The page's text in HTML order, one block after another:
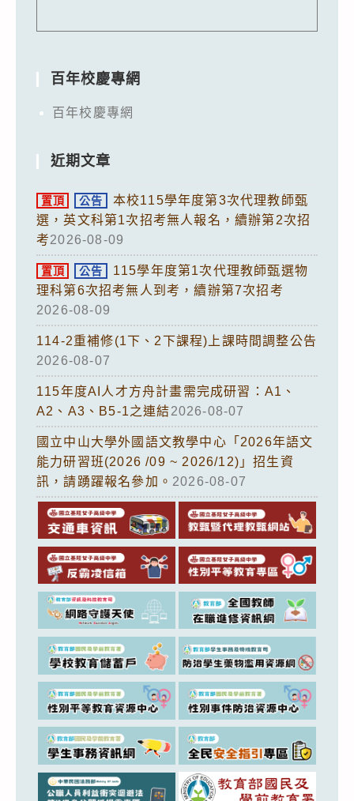
百年校慶專網
百年校慶專網
近期文章
置頂 公告
本校115學年度第3次代理教師甄
選，英文科第1次招考無人報名，續辦第2次招
考2026-08-09
置頂 公告
115學年度第1次代理教師甄選物
理科第6次招考無人到考，續辦第7次招考
2026-08-09
114-2重補修(1下、2下課程)上課時間調整公告
2026-08-07
115年度AI人才方舟計畫需完成研習：A1、
A2、A3、B5-1之連結2026-08-07
國立中山大學外國語文教學中心「2026年語文
能力研習班(2026 /09 ~ 2026/12)」招生資
訊，請踴躍報名參加。 2026-08-07